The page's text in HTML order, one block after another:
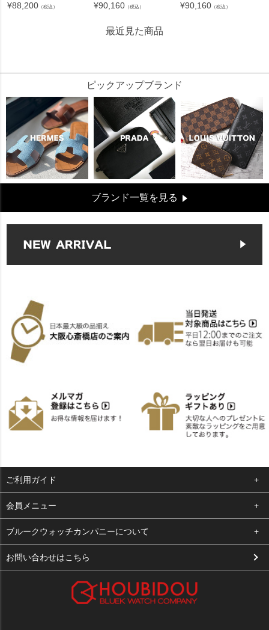
¥88,200 （税込） ¥90,160 （税込） ¥90,160 （税込）
最近見た商品
ピックアップブランド
ブランド一覧を見る
ご利用ガイド
よくある質問
支払い・送料
お客様の声
会員メニュー
ログイン
お気に入り
ブルークウォッチカンパニーについて
会社概要
お問い合わせはこちら